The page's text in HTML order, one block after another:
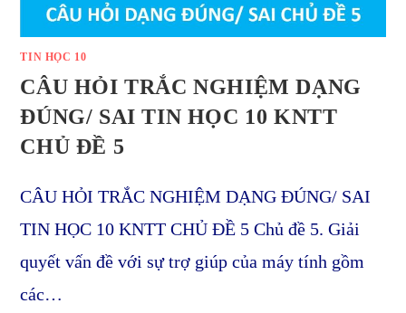
TIN HỌC 10
CÂU HỎI TRẮC NGHIỆM DẠNG
ĐÚNG/ SAI TIN HỌC 10 KNTT
CHỦ ĐỀ 5
CÂU HỎI TRẮC NGHIỆM DẠNG ĐÚNG/ SAI
TIN HỌC 10 KNTT CHỦ ĐỀ 5 Chủ đề 5. Giải
quyết vấn đề với sự trợ giúp của máy tính gồm
các…